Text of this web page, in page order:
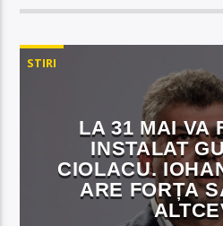
STIRI
LA 31 MAI VA
INSTALAT
CIOLACU.
ARE FORȚA